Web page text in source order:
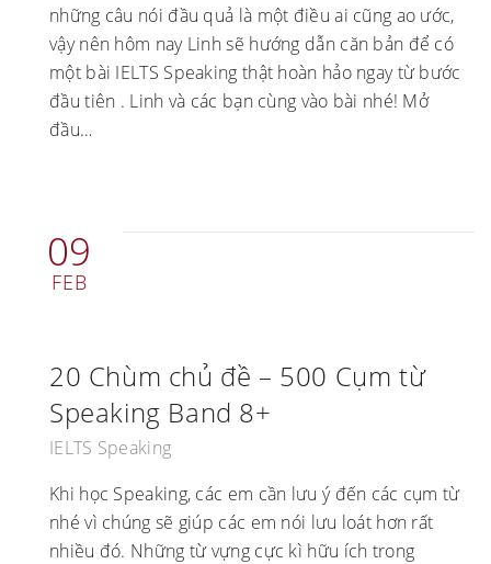
những câu nói đầu quả là một điều ai cũng ao ước,
vậy nên hôm nay Linh sẽ hướng dẫn căn bản để có
một bài IELTS Speaking thật hoàn hảo ngay từ bước
đầu tiên . Linh và các bạn cùng vào bài nhé! Mở
đầu…
09
FEB
20 Chùm chủ đề – 500 Cụm từ
Speaking Band 8+
IELTS Speaking
Khi học Speaking, các em cần lưu ý đến các cụm từ
nhé vì chúng sẽ giúp các em nói lưu loát hơn rất
nhiều đó. Những từ vựng cực kì hữu ích trong